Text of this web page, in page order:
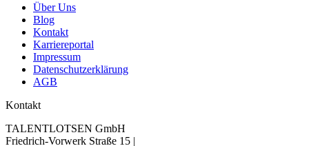
Über Uns
Blog
Kontakt
Karriereportal
Impressum
Datenschutzerklärung
AGB
Kontakt
TALENTLOTSEN GmbH
Friedrich-Vorwerk Straße 15 |